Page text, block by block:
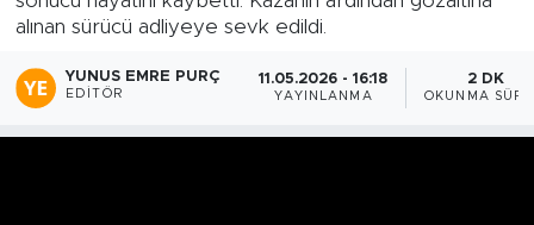
alınan sürücü adliyeye sevk edildi.
YUNUS EMRE PURÇ
EDITÖR
11.05.2026 - 16:18
YAYINLANMA
2 DK
OKUNMA